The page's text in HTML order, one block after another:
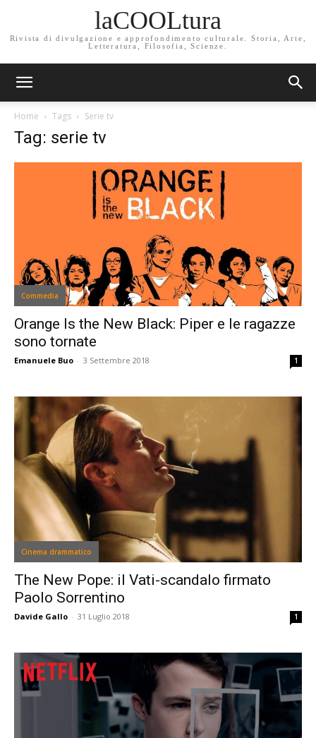
laCOOLtura
Rivista di divulgazione e approfondimento culturale. Storia, Arte,
Letteratura, Filosofia, Scienze.
Home Tags Serie tv
Tag: serie tv
Commedia
Orange Is the New Black: Piper e le ragazze
sono tornate
Emanuele Buo - 3 Settembre 2018 1
Cinema drammatico
The New Pope: il Vati-scandalo firmato
Paolo Sorrentino
Davide Gallo - 31 Luglio 2018 1